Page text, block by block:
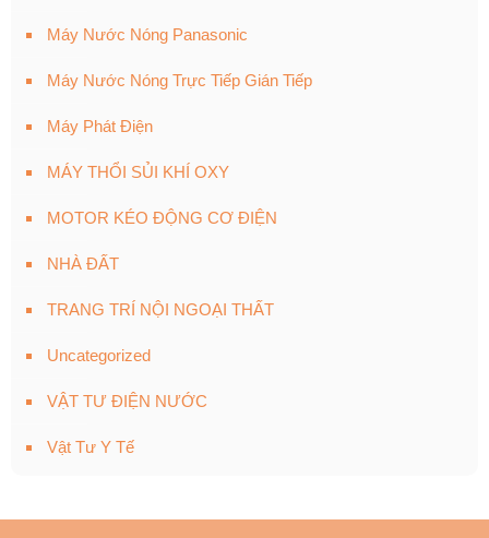
Máy Nước Nóng Panasonic
Máy Nước Nóng Trực Tiếp Gián Tiếp
Máy Phát Điện
MÁY THỔI SỦI KHÍ OXY
MOTOR KÉO ĐỘNG CƠ ĐIỆN
NHÀ ĐẤT
TRANG TRÍ NỘI NGOẠI THẤT
Uncategorized
VẬT TƯ ĐIỆN NƯỚC
Vật Tư Y Tế